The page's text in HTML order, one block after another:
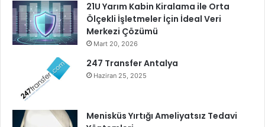
21U Yarım Kabin Kiralama ile Orta
Ölçekli İşletmeler İçin İdeal Veri
Merkezi Çözümü
Mart 20, 2026
247 Transfer Antalya
Haziran 25, 2025
Menisküs Yırtığı Ameliyatsız Tedavi